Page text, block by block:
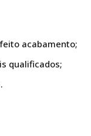
acabamento;
qualificados;